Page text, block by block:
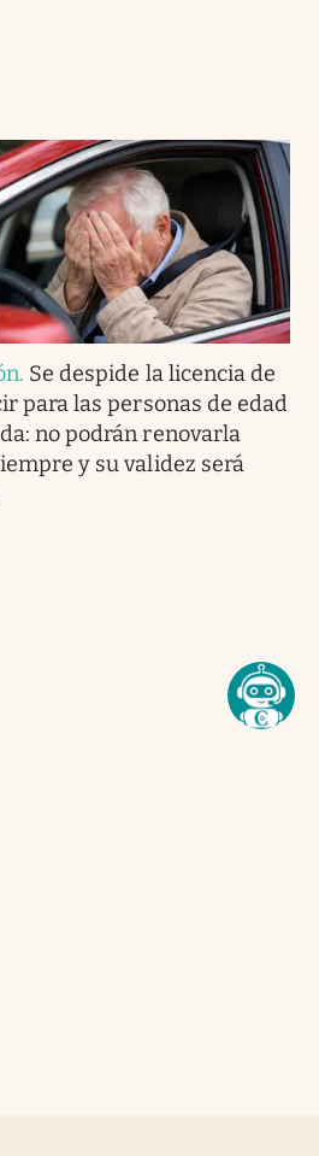
. Se despide la licencia de
para las personas de edad
no podrán renovarla
y su validez será